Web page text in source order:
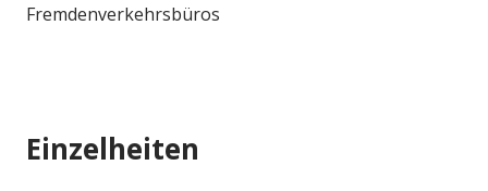
Fremdenverkehrsbüros
Einzelheiten